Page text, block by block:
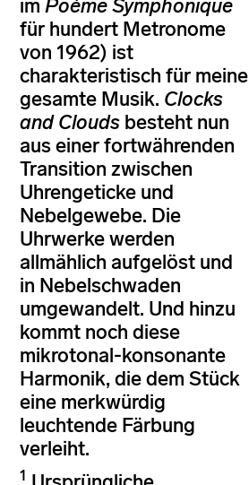
im Poème Symphonique
für hundert Metronome
von 1962) ist
charakteristisch für meine
gesamte Musik. Clocks
and Clouds besteht nun
aus einer fortwährenden
Transition zwischen
Uhrengeticke und
Nebelgewebe. Die
Uhrwerke werden
allmählich aufgelöst und
in Nebelschwaden
umgewandelt. Und hinzu
kommt noch diese
mikrotonal-konsonante
Harmonik, die dem Stück
eine merkwürdig
leuchtende Färbung
verleiht.
1